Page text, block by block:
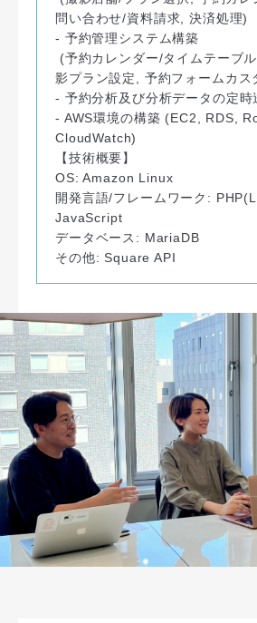
問い合わせ/資料請求, 決済処理)
- 予約管理システム構築
(予約カレンダー/タイムテーブ
影プラン設定, 予約フォームカス
- 予約分析及び分析データの定時
- AWS環境の構築 (EC2, RDS,
CloudWatch)
【技術概要】
OS: Amazon Linux
開発言語/フレームワーク:
JavaScript
データベース: MariaDB
その他: Square API